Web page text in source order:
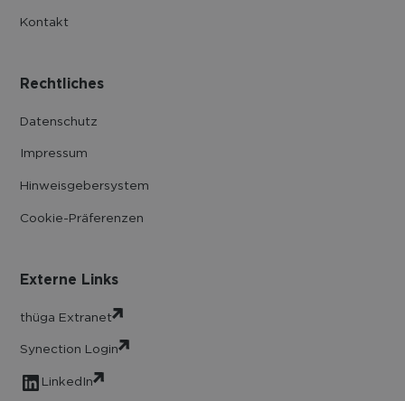
Kontakt
Rechtliches
Datenschutz
Impressum
Hinweisgebersystem
Cookie-Präferenzen
Externe Links
thüga Extranet
Synection Login
LinkedIn